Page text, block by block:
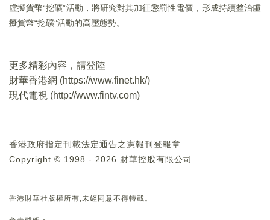
虛擬貨幣“挖礦”活動，將研究對其加征懲罰性電價，形成持續整治虛
擬貨幣“挖礦”活動的高壓態勢。
更多精彩內容，請登陸
財華香港網 (https://www.finet.hk/)
現代電視 (http://www.fintv.com)
香港政府指定刊載法定通告之憲報刊登報章
Copyright © 1998 - 2026 財華控股有限公司
香港財華社版權所有,未經同意不得轉載。